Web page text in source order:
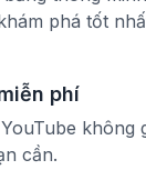
phá tốt
phí
cần.